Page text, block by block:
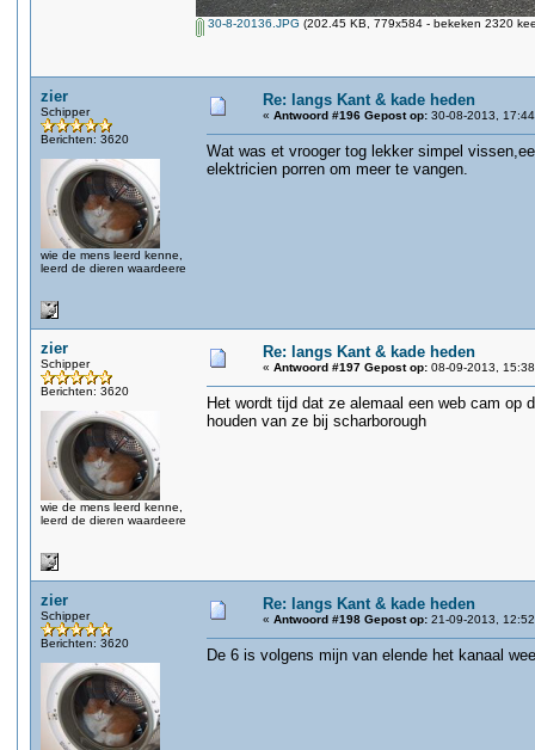
30-8-20136.JPG (202.45 KB, 779x584 - bekeken 2320
zier
Schipper
Berichten: 3620
wie de mens leerd kenne,
leerd de dieren waardeere
Re: langs Kant & kade heden
« Antwoord #196 Gepost op: 30-08-2013,
Wat was et vrooger tog lekker simpel
elektricien porren om meer te vangen.
zier
Schipper
Berichten: 3620
wie de mens leerd kenne,
leerd de dieren waardeere
Re: langs Kant & kade heden
« Antwoord #197 Gepost op: 08-09-2013,
Het wordt tijd dat ze alemaal een web cam op
houden van ze bij scharborough
zier
Schipper
Berichten: 3620
Re: langs Kant & kade heden
« Antwoord #198 Gepost op: 21-09-2013,
De 6 is volgens mijn van elende het kanaal